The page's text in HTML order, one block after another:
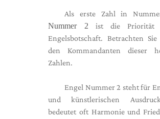
Als erste Zahl in
Nummer 2 ist die Priorität
Engelsbotschaft. Betrachten
den Kommandanten dieser
Zahlen.
Engel Nummer 2 steht für
und künstlerischen
bedeutet oft Harmonie und